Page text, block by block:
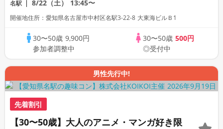
名駅 8/22（土） 13:45〜
開催地住所：愛知県名古屋市中村区名駅3-22-8 大東海ビルＢ1
30〜50歳 9,900円
参加者調整中
30〜50歳 500円
◎受付中
男性先行中!
先着割引
【30〜50歳】大人のアニメ・マンガ好き限